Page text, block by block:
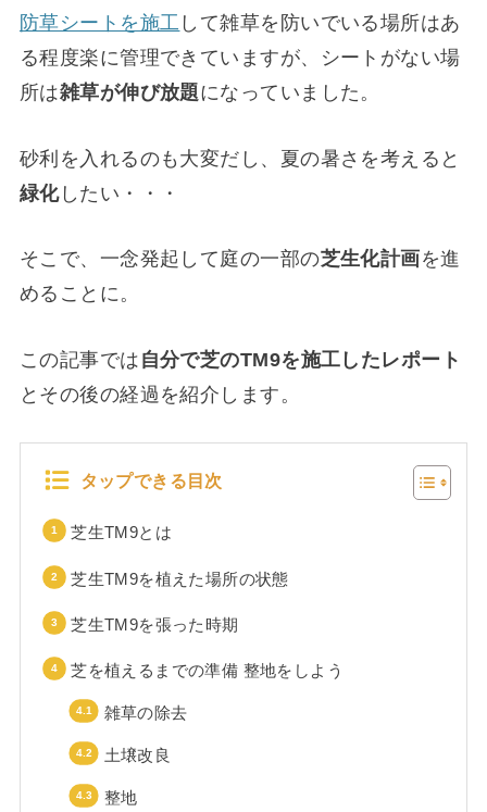
防草シートを施工 して雑草を防いでいる場所はあ
る程度楽に管理できていますが、シートがない場
所は雑草が伸び放題になっていました。
砂利を入れるのも大変だし、夏の暑さを考えると
緑化したい・・・
そこで、一念発起して庭の一部の芝生化計画を進
めることに。
この記事では 自分で芝のTM9を施工したレポート
とその後の経過を紹介します。
タップできる目次
芝生TM9とは
芝生TM9を植えた場所の状態
芝生TM9を張った時期
芝を植えるまでの準備 整地をしよう
雑草の除去
土壌改良
整地